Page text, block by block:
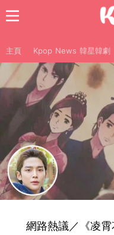
主頁 Kpop News 韓星韓劇
網路熱議／《凌